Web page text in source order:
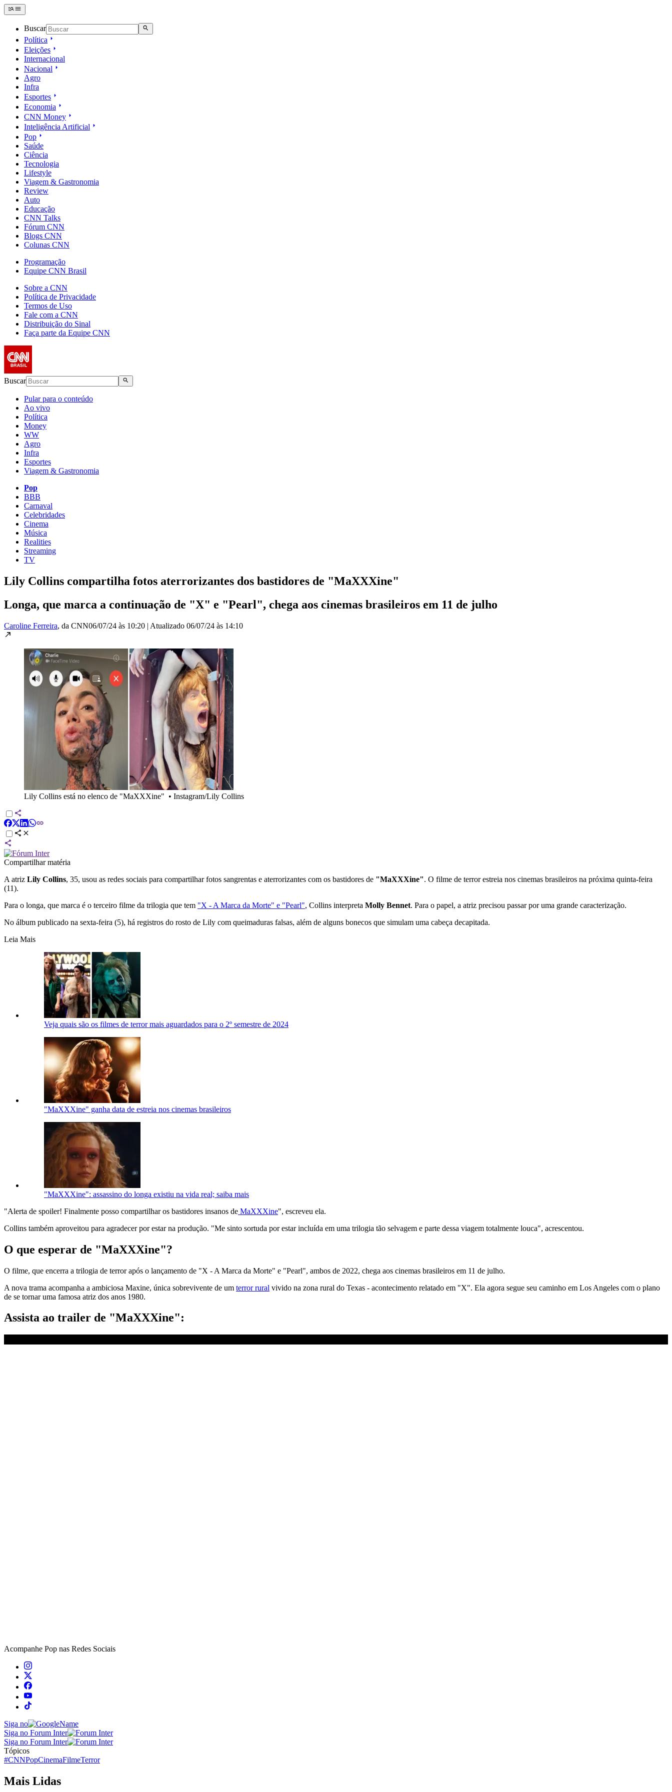
Buscar
Política
Eleições
Internacional
Nacional
Agro
Infra
Esportes
Economia
CNN Money
Inteligência Artificial
Pop
Saúde
Ciência
Tecnologia
Lifestyle
Viagem & Gastronomia
Review
Auto
Educação
CNN Talks
Fórum CNN
Blogs CNN
Colunas CNN
Programação
Equipe CNN Brasil
Sobre a CNN
Política de Privacidade
Termos de Uso
Fale com a CNN
Distribuição do Sinal
Faça parte da Equipe CNN
Buscar
Pular para o conteúdo
Ao vivo
Política
Money
WW
Agro
Infra
Esportes
Viagem & Gastronomia
Pop
BBB
Carnaval
Celebridades
Cinema
Música
Realities
Streaming
TV
Lily Collins compartilha fotos aterrorizantes dos bastidores de "MaXXXine"
Longa, que marca a continuação de "X" e "Pearl", chega aos cinemas brasileiros em 11 de julho
Caroline Ferreira, da CNN06/07/24 às 10:20 | Atualizado 06/07/24 às 14:10
Lily Collins está no elenco de "MaXXXine" • Instagram/Lily Collins
Compartilhar matéria
A atriz Lily Collins, 35, usou as redes sociais para compartilhar fotos sangrentas e aterrorizantes com os bastidores de "MaXXXine". O filme de terror estreia nos cinemas brasileiros na próxima quinta-feira
(11).
Para o longa, que marca é o terceiro filme da trilogia que tem "X - A Marca da Morte" e "Pearl", Collins interpreta Molly Bennet. Para o papel, a atriz precisou passar por uma grande caracterização.
No álbum publicado na sexta-feira (5), há registros do rosto de Lily com queimaduras falsas, além de alguns bonecos que simulam uma cabeça decapitada.
Leia Mais
Veja quais são os filmes de terror mais aguardados para o 2º semestre de 2024
"MaXXXine" ganha data de estreia nos cinemas brasileiros
"MaXXXine": assassino do longa existiu na vida real; saiba mais
"Alerta de spoiler! Finalmente posso compartilhar os bastidores insanos de MaXXXine", escreveu ela.
Collins também aproveitou para agradecer por estar na produção. "Me sinto sortuda por estar incluída em uma trilogia tão selvagem e parte dessa viagem totalmente louca", acrescentou.
O que esperar de "MaXXXine"?
O filme, que encerra a trilogia de terror após o lançamento de "X - A Marca da Morte" e "Pearl", ambos de 2022, chega aos cinemas brasileiros em 11 de julho.
A nova trama acompanha a ambiciosa Maxine, única sobrevivente de um terror rural vivido na zona rural do Texas - acontecimento relatado em "X". Ela agora segue seu caminho em Los Angeles com o plano
de se tornar uma famosa atriz dos anos 1980.
Assista ao trailer de "MaXXXine":
Acompanhe Pop nas Redes Sociais
Siga no
Siga no Forum Inter
Siga no Forum Inter
Tópicos
#CNNPopCinemaFilmeTerror
Mais Lidas